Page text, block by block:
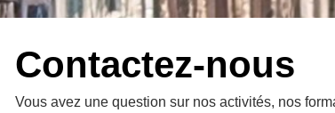
Contactez-nous
Vous avez une question sur nos activités, nos